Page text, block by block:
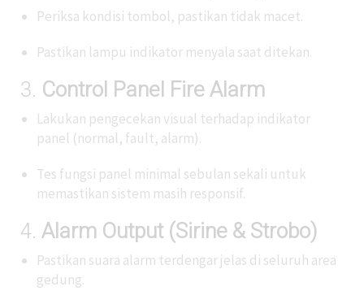
Periksa kondisi tombol, pastikan tidak macet.
Pastikan lampu indikator menyala saat ditekan.
3. Control Panel Fire Alarm
Lakukan pengecekan visual terhadap indikator
panel (normal, fault, alarm).
Tes fungsi panel minimal sebulan sekali untuk
memastikan sistem masih responsif.
4. Alarm Output (Sirine & Strobo)
Pastikan suara alarm terdengar jelas di seluruh area
gedung.